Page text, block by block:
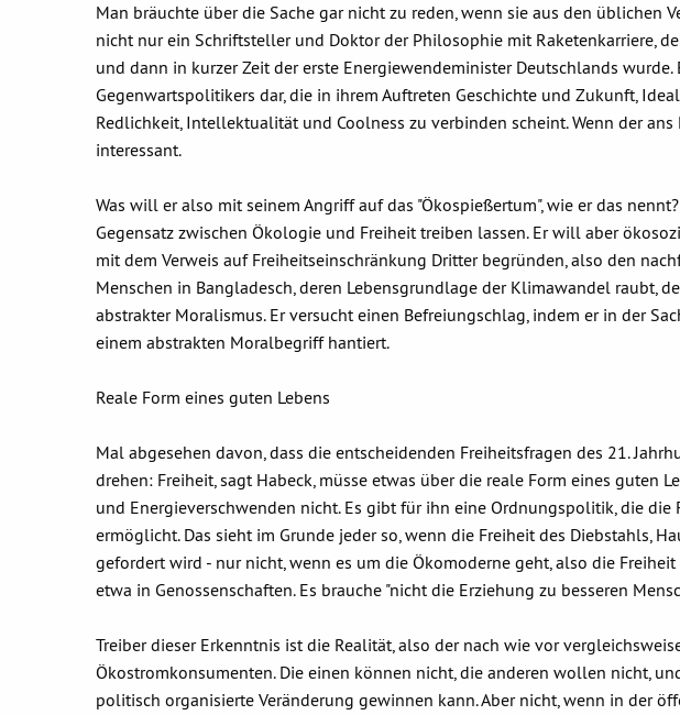
Man bräuchte über die Sache gar nicht zu reden, wenn sie aus den üblichen
nicht nur ein Schriftsteller und Doktor der Philosophie mit Raketenkarriere,
und dann in kurzer Zeit der erste Energiewendeminister Deutschlands
Gegenwartspolitikers dar, die in ihrem Auftreten Geschichte und Zukunft,
Redlichkeit, Intellektualität und Coolness zu verbinden scheint. Wenn der
interessant.
Was will er also mit seinem Angriff auf das "Ökospießertum", wie er das
Gegensatz zwischen Ökologie und Freiheit treiben lassen. Er will aber
mit dem Verweis auf Freiheitseinschränkung Dritter begründen, also den
Menschen in Bangladesch, deren Lebensgrundlage der Klimawandel raubt,
abstrakter Moralismus. Er versucht einen Befreiungschlag, indem er in der
einem abstrakten Moralbegriff hantiert.
Reale Form eines guten Lebens
Mal abgesehen davon, dass die entscheidenden Freiheitsfragen des 21.
drehen: Freiheit, sagt Habeck, müsse etwas über die reale Form eines guten
und Energieverschwenden nicht. Es gibt für ihn eine Ordnungspolitik, die
ermöglicht. Das sieht im Grunde jeder so, wenn die Freiheit des Diebstahls,
gefordert wird - nur nicht, wenn es um die Ökomoderne geht, also die
etwa in Genossenschaften. Es brauche "nicht die Erziehung zu besseren
Treiber dieser Erkenntnis ist die Realität, also der nach wie vor
Ökostromkonsumenten. Die einen können nicht, die anderen wollen nicht,
politisch organisierte Veränderung gewinnen kann. Aber nicht, wenn in der